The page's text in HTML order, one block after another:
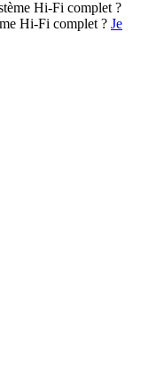
Hi-Fi complet ? Je